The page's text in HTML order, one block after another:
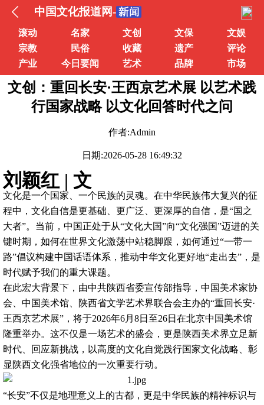
中国文化报道网-
滚动 名家 文创 文保
文娱
宗教
民俗 收藏 遗产
评论
产业
今日要闻 艺术 品牌 市场
文创：重回长安·王西京艺术展 以艺术践
行国家战略 以文化回答时代之问
作者:Admin
日期:2026-05-28 16:49:32
刘颖红 | 文
文化是一个国家、一个民族的灵魂。在中华民族伟大复兴的征
程中，文化自信是更基础、更广泛、更深厚的自信，是“国之
大者”。当前，中国正处于从“文化大国”向“文化强国”迈进的关
键时期，如何在世界文化激荡中站稳脚跟，如何通过“一带一
路”倡议构建中国话语体系，推动中华文化更好地“走出去”，是
时代赋予我们的重大课题。
在此宏大背景下，由中共陕西省委宣传部指导，中国美术家协
会、中国美术馆、陕西省文学艺术界联合会主办的“重回长安·
王西京艺术展”，将于2026年6月8日至26日在北京中国美术馆
隆重举办。这不仅是一场艺术的盛会，更是陕西美术界立足新
时代、回应新挑战，以高度的文化自觉践行国家文化战略、彰
显陕西文化强省地位的一次重要行动。
“长安”不仅是地理意义上的古都，更是中华民族的精神标识与